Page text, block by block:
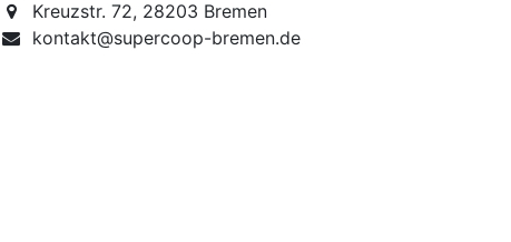
Kreuzstr. 72, 28203 Bremen
kontakt@supercoop-bremen.de